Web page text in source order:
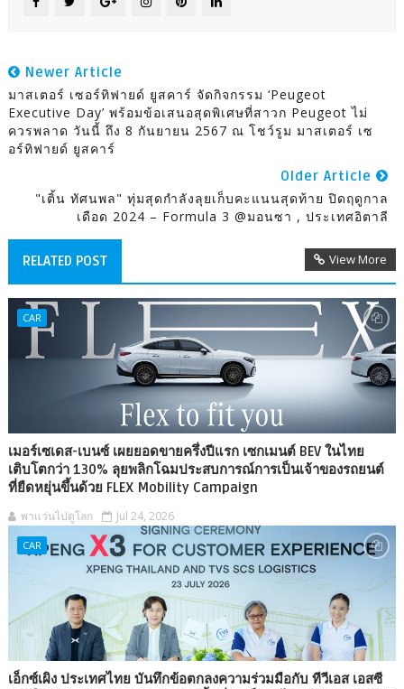
Newer Article
มาสเตอร์ เซอร์ทิฟายด์ ยูสคาร์ จัดกิจกรรม ‘Peugeot
Executive Day’ พร้อมข้อเสนอสุดพิเศษที่สาวก Peugeot ไม่
ควรพลาด วันนี้ ถึง 8 กันยายน 2567 ณ โชว์รูม มาสเตอร์ เซ
อร์ทิฟายด์ ยูสคาร์
Older Article
"เติ้น ทัศนพล" ทุ่มสุดกำลังลุยเก็บคะแนนสุดท้าย ปิดฤดูกาล
เดือด 2024 – Formula 3 @มอนซา , ประเทศอิตาลี
RELATED POST View More
CAR
เมอร์เซเดส-เบนซ์ เผยยอดขายครึ่งปีแรก เซกเมนต์ BEV ในไทย
เติบโตกว่า 130% ลุยพลิกโฉมประสบการณ์การเป็นเจ้าของรถยนต์
ที่ยืดหยุ่นขึ้นด้วย FLEX Mobility Campaign
พาแว่นไปดูโลก Jul 24, 2026
CAR
เอ็กซ์เผิง ประเทศไทย บันทึกข้อตกลงความร่วมมือกับ ทีวีเอส เอสซี